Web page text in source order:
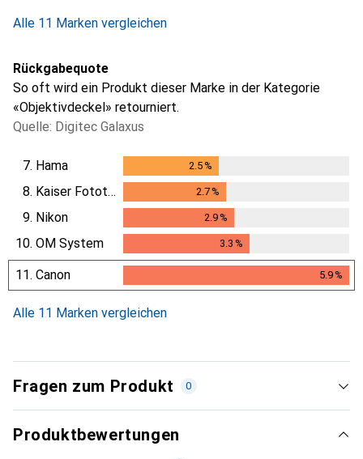
Alle 11 Marken vergleichen
Rückgabequote
So oft wird ein Produkt dieser Marke in der Kategorie
«Objektivdeckel» retourniert.
Quelle: Digitec Galaxus
7. Hama 2.5%
8. Kaiser Fototechnik 2.7%
9. Nikon 2.9%
10. OM System 3.3 %
11. Canon 5.9%
5.9%
Alle 11 Marken vergleichen
Fragen zum Produkt 0
Produktbewertungen